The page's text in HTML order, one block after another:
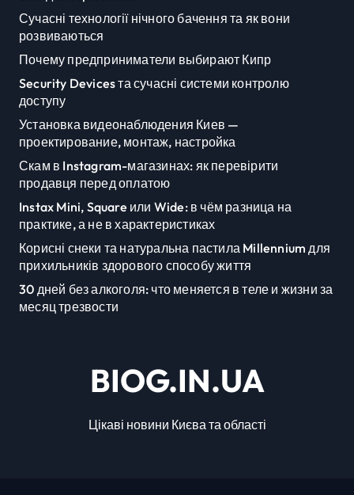
Сучасні технології нічного бачення та як вони
розвиваються
Почему предприниматели выбирают Кипр
Security Devices та сучасні системи контролю
доступу
Установка видеонаблюдения Киев —
проектирование, монтаж, настройка
Скам в Instagram-магазинах: як перевірити
продавця перед оплатою
Instax Mini, Square или Wide: в чём разница на
практике, а не в характеристиках
Корисні снеки та натуральна пастила Millennium для
прихильників здорового способу життя
30 дней без алкоголя: что меняется в теле и жизни за
месяц трезвости
BIOG.IN.UA
Цікаві новини Києва та області